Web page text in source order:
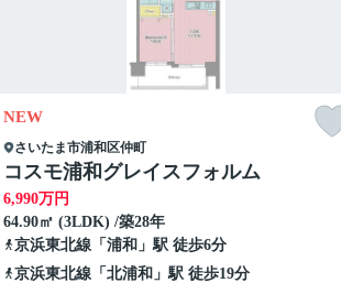
NEW
さいたま市浦和区仲町
コスモ浦和グレイスフォルム
6,990万円
64.90㎡ (3LDK) /築28年
京浜東北線「 浦和 」駅 徒歩6分
京浜東北線「 北浦和 」駅 徒歩19分